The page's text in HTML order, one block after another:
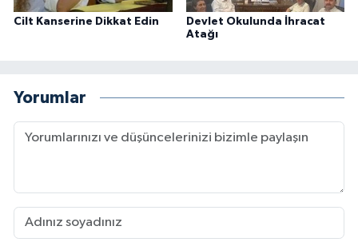
Cilt Kanserine Dikkat Edin
Devlet Okulunda İhracat
Atağı
Yorumlar